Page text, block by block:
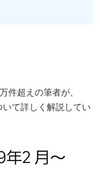
件超えの筆者が、
いて詳しく解説してい